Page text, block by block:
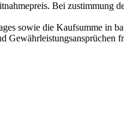
Bei zustimmung
sowie die Kaufsumme in